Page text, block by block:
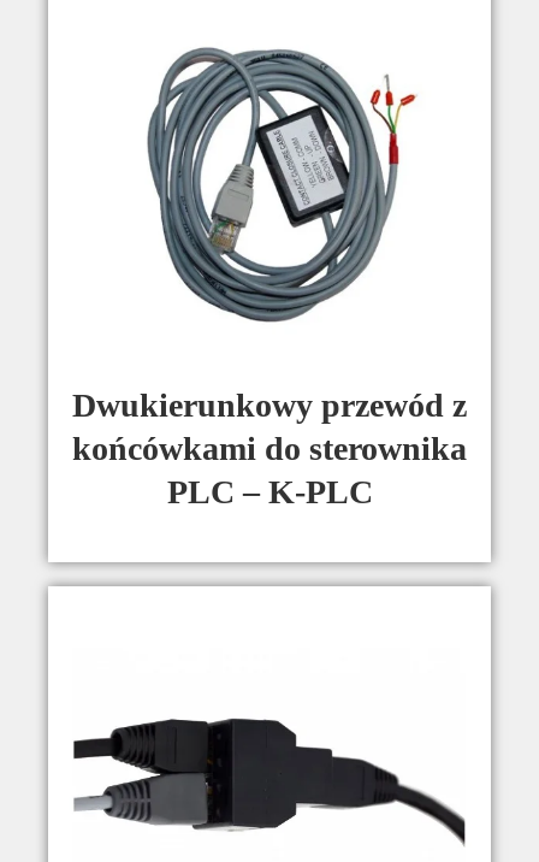
Dwukierunkowy przewód z
końcówkami do sterownika
PLC – K-PLC